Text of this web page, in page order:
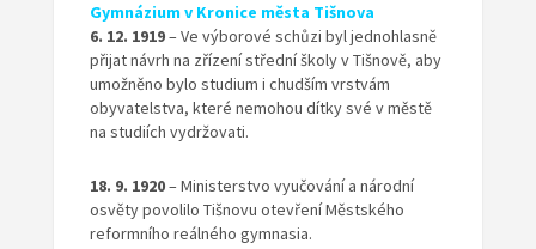
Gymnázium v Kronice města Tišnova
6. 12. 1919– Ve výborové schůzi byl jednohlasně
přijat návrh na zřízení střední školy v Tišnově, aby
umožněno bylo studium i chudším vrstvám
obyvatelstva, které nemohou dítky své v městě
na studiích vydržovati.
18. 9. 1920– Ministerstvo vyučování a národní
osvěty povolilo Tišnovu otevření Městského
reformního reálného gymnasia.